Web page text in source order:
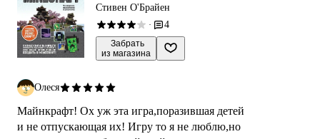
Стивен О'Брайен
· 4
Забрать
из магазина
Олеся
Майнкрафт! Ох уж эта игра,поразившая детей
и не отпускающая их! Игру то я не люблю,но